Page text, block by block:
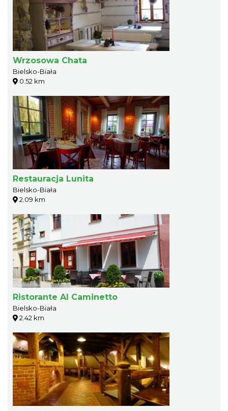
Wrzosowa Chata
Bielsko-Biała
0.52 km
Restauracja Lunita
Bielsko-Biała
2.09 km
Ristorante Al Caminetto
Bielsko-Biała
2.42 km